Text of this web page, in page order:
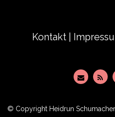
Kontakt
© Copyright Heidrun Schumacher